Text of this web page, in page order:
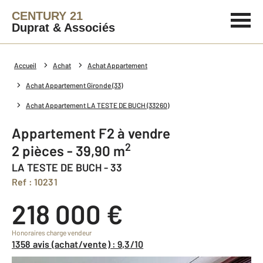
CENTURY 21
Duprat & Associés
Accueil Achat Achat Appartement
Achat Appartement Gironde (33)
Achat Appartement LA TESTE DE BUCH (33260)
Appartement F2 à vendre
2 pièces - 39,90 m2
LA TESTE DE BUCH - 33
Ref : 10231
218 000 €
Honoraires charge vendeur
1358 avis (achat/vente) : 9,3/10